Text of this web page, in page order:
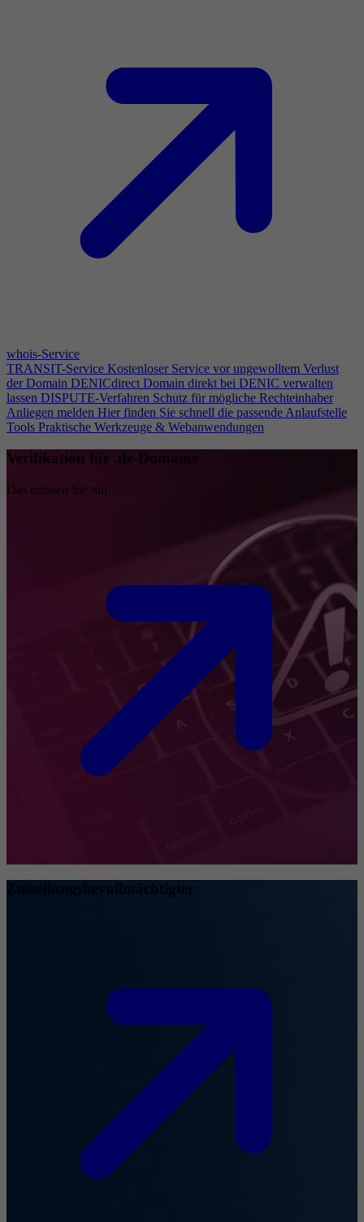
whois-Service
TRANSIT-Service Kostenloser Service vor ungewolltem Verlust
der Domain DENICdirect Domain direkt bei DENIC verwalten
lassen DISPUTE-Verfahren Schutz für mögliche Rechteinhaber
Anliegen melden Hier finden Sie schnell die passende Anlaufstelle
Tools Praktische Werkzeuge & Webanwendungen
Verifikation für .de-Domains
Das müssen Sie tun
Zustellungsbevollmächtigter